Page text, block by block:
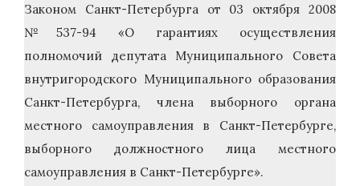
Законом Санкт-Петербурга от 03 октября 2008
№537-94 «О гарантиях осуществления
полномочий депутата Муниципального Совета
внутригородского Муниципального образования
Санкт-Петербурга, члена выборного органа
местного самоуправления в Санкт-Петербурге,
выборного должностного лица местного
самоуправления в Санкт-Петербурге».